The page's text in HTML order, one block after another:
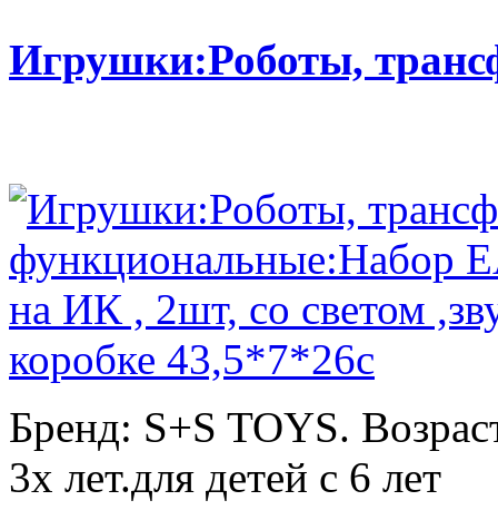
Игрушки:Роботы,
Бренд: S+S TOYS.
3х лет.для детей с 6 лет